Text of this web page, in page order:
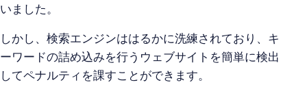
いました。
しかし、検索エンジンははるかに洗練されており、キ
ーワードの詰め込みを行うウェブサイトを簡単に検出
してペナルティを課すことができます。